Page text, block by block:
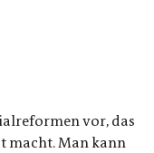
vor, das
macht. Man kann